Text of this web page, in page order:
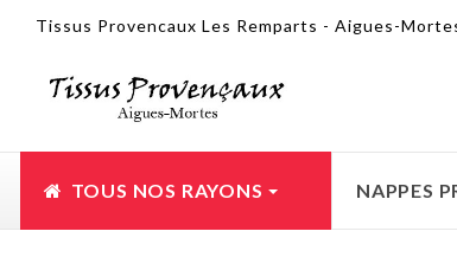
Tissus Provencaux Les Remparts - Aigues-
TOUS NOS RAYONS NAPPES